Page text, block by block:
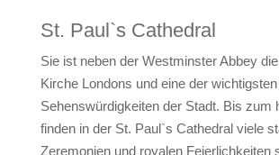
St. Paul`s Cathedral
Sie ist neben der Westminster Abbey
Kirche Londons und eine der wichtigsten
Sehenswürdigkeiten der Stadt. Bis zum
finden in der St. Paul`s Cathedralviele
Zeremonien und royalen Feierlichkeiten